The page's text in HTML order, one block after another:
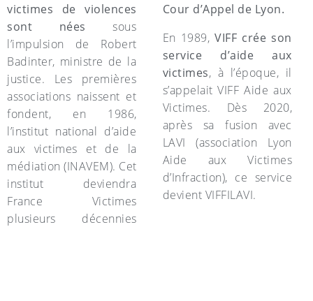
victimes de violences
sont nées sous
l’impulsion de Robert
Badinter, ministre de la
justice. Les premières
associations naissent et
fondent, en 1986,
l’institut national d’aide
aux victimes et de la
médiation (INAVEM). Cet
institut deviendra
France Victimes
plusieurs décennies
Cour d’Appel de Lyon.
En 1989, VIFF crée son
service d’aide aux
victimes, à l’époque, il
s’appelait VIFF Aide aux
Victimes. Dès 2020,
après sa fusion avec
LAVI (association Lyon
Aide aux Victimes
d’Infraction), ce service
devient VIFFILAVI.